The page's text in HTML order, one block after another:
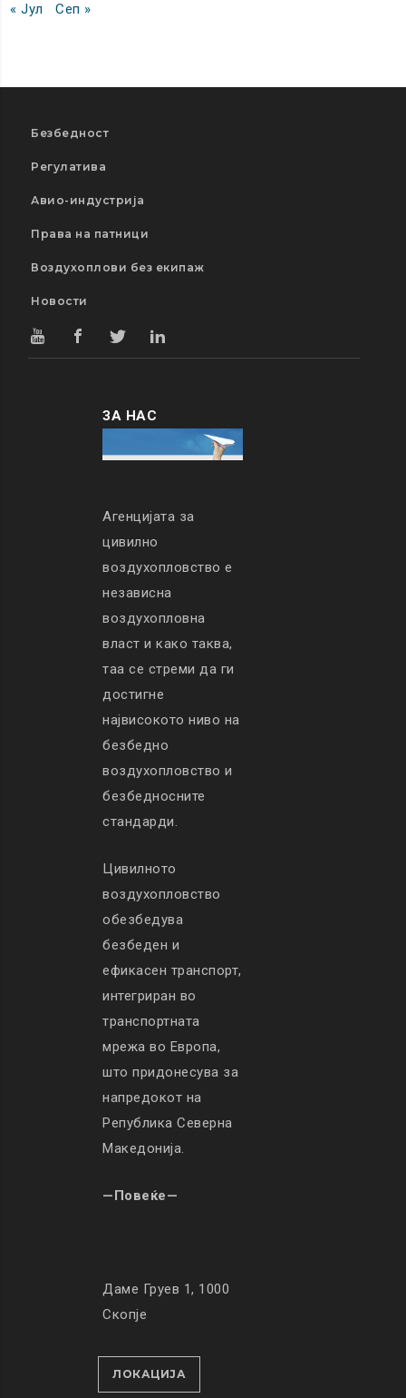
« Јул
Сеп »
Безбедност
Регулатива
Авио-индустрија
Права на патници
Воздухоплови без екипаж
Новости
ЗА НАС
Агенцијата за
цивилно
воздухопловство е
независна
воздухопловна
власт и како таква,
таа се стреми да ги
достигне
највисокото ниво на
безбедно
воздухопловство и
безбедносните
стандарди.
Цивилното
воздухопловство
обезбедува
безбеден и
ефикасен транспорт,
интегриран во
транспортната
мрежа во Европа,
што придонесува за
напредокот на
Република Северна
Македонија.
—Повеќе—
Даме Груев 1, 1000
Скопје
ЛОКАЦИЈА